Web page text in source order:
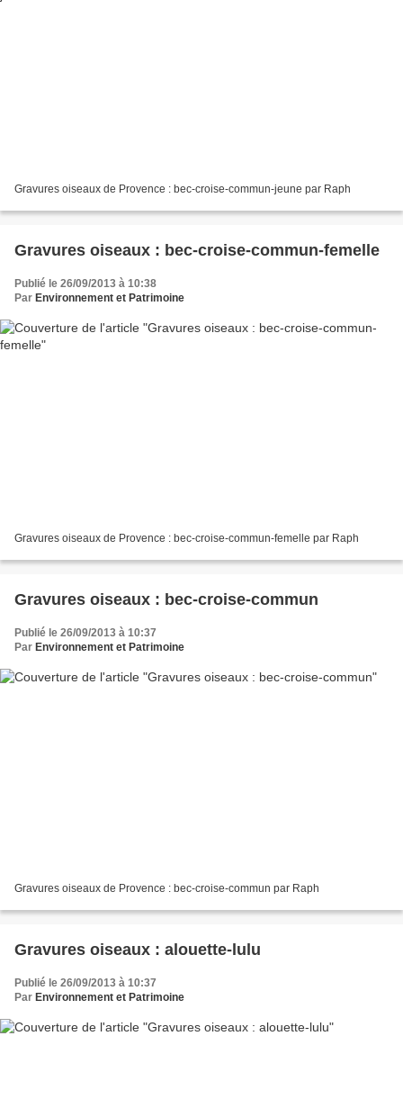
Gravures oiseaux de Provence : bec-croise-commun-jeune par Raph
Gravures oiseaux : bec-croise-commun-femelle
Publié le 26/09/2013 à 10:38
Par Environnement et Patrimoine
Gravures oiseaux de Provence : bec-croise-commun-femelle par Raph
Gravures oiseaux : bec-croise-commun
Publié le 26/09/2013 à 10:37
Par Environnement et Patrimoine
Gravures oiseaux de Provence : bec-croise-commun par Raph
Gravures oiseaux : alouette-lulu
Publié le 26/09/2013 à 10:37
Par Environnement et Patrimoine